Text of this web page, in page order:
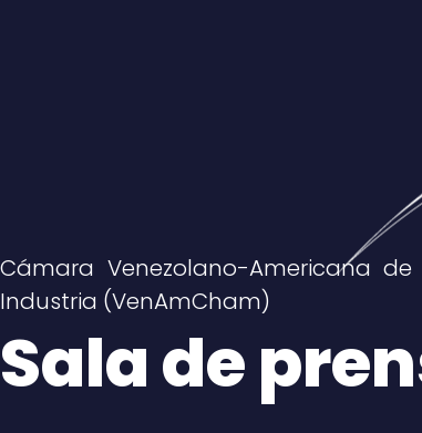
Cámara Venezolano-Americana
Industria (VenAmCham)
Sala de